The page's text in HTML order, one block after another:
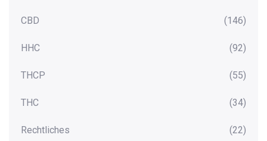
CBD (146)
HHC (92)
THCP (55)
THC (34)
Rechtliches (22)